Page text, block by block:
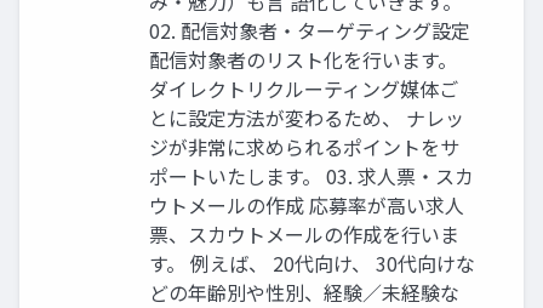
02. 配信対象者・ターゲティング設定
配信対象者のリスト化を行います。
ダイレクトリクルーティング媒体ご
とに設定方法が変わるため、 ナレッ
ジが非常に求められるポイントをサ
ポートいたします。 03. 求人票・スカ
ウトメールの作成 応募率が高い求人
票、スカウトメールの作成を行いま
す。 例えば、 20代向け、 30代向けな
どの年齢別や性別、経験／未経験な